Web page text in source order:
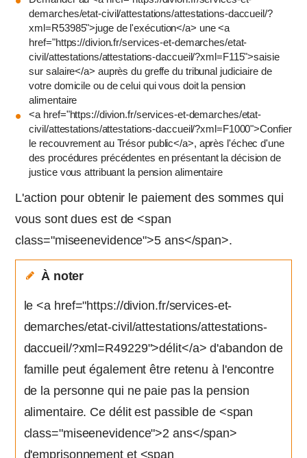
demarches/etat-civil/attestations/attestations-daccueil/?
xml=R53985">juge de l'exécution</a> une <a
href="https://divion.fr/services-et-demarches/etat-
civil/attestations/attestations-daccueil/?xml=F115">saisie
sur salaire</a> auprès du greffe du tribunal judiciaire de
votre domicile ou de celui qui vous doit la pension
alimentaire
<a href="https://divion.fr/services-et-demarches/etat-
civil/attestations/attestations-daccueil/?xml=F1000">Confier
le recouvrement au Trésor public</a>, après l'échec d'une
des procédures précédentes en présentant la décision de
justice vous attribuant la pension alimentaire
L'action pour obtenir le paiement des sommes qui
vous sont dues est de <span
class="miseenevidence">5 ans</span>.
À noter
le <a href="https://divion.fr/services-et-
demarches/etat-civil/attestations/attestations-
daccueil/?xml=R49229">délit</a> d'abandon de
famille peut également être retenu à l'encontre
de la personne qui ne paie pas la pension
alimentaire. Ce délit est passible de <span
class="miseenevidence">2 ans</span>
d'emprisonnement et <span